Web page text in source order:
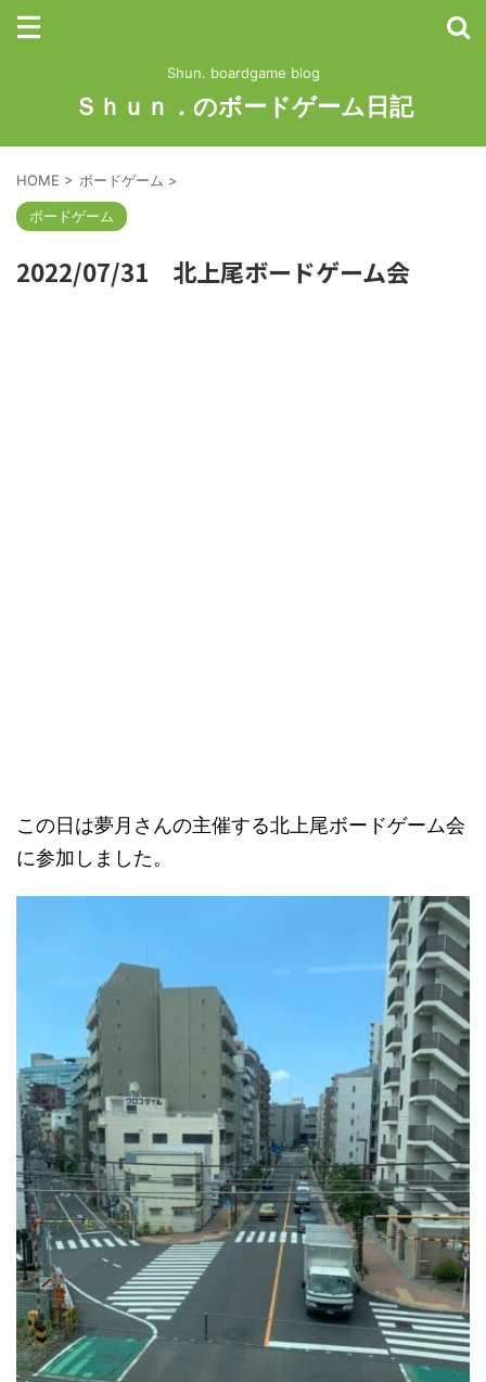
Shun. boardgame blog
Ｓｈｕｎ．のボードゲーム日記
HOME > ボードゲーム >
ボードゲーム
2022/07/31 北上尾ボードゲーム会
この日は夢月さんの主催する北上尾ボードゲーム会
に参加しました。